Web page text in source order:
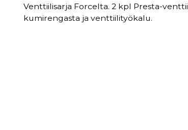
Venttiilisarja Forcelta. 2 kpl Presta-
kumirengasta ja venttiilityökalu.